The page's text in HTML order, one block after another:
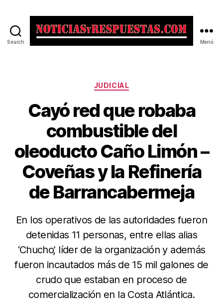
Search Menú
Categorías
JUDICIAL
Cayó red que robaba
combustible del
oleoducto Caño Limón –
Coveñas y la Refinería
de Barrancabermeja
En los operativos de las autoridades fueron
detenidas 11 personas, entre ellas alias
‘Chucho’, líder de la organización y además
fueron incautados más de 15 mil galones de
crudo que estaban en proceso de
comercialización en la Costa Atlántica.